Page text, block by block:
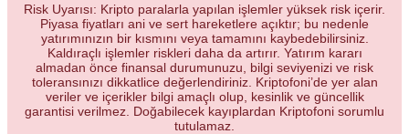
Risk Uyarısı: Kripto paralarla yapılan işlemler yüksek risk içerir.
Piyasa fiyatları ani ve sert hareketlere açıktır; bu nedenle
yatırımınızın bir kısmını veya tamamını kaybedebilirsiniz.
Kaldıraçlı işlemler riskleri daha da artırır. Yatırım kararı
almadan önce finansal durumunuzu, bilgi seviyenizi ve risk
toleransınızı dikkatlice değerlendiriniz. Kriptofoni’de yer alan
veriler ve içerikler bilgi amaçlı olup, kesinlik ve güncellik
garantisi verilmez. Doğabilecek kayıplardan Kriptofoni sorumlu
tutulamaz.